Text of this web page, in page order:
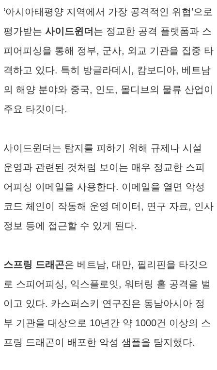
‘아시아태평양 지역에서 가장 공격적인 위협’으로
평가받는 사이드윈더 는 정교한 공격 플랫폼과 스
피어피싱을 통해 정부, 군사, 외교 기관을 집중 타
격하고 있다. 특히 방글라데시, 캄보디아, 베트남
의 해양 분야와 중국, 인도, 몰디브의 물류 산업이
주요 타깃이다.
사이드윈더는 탐지를 피하기 위해 규제나 시설
운영과 관련된 것처럼 보이는 매우 정교한 스피
어피싱 이메일을 사용한다. 이메일을 열면 악성
코드 체인이 작동해 운영 데이터, 연구 자료, 인사
정보 등에 접근할 수 있게 된다.
스프링 드래곤은 베트남, 대만, 필리핀을 타깃으
로 스피어피싱, 익스플로잇, 워터링 홀 공격을 벌
이고 있다. 카스퍼스키 연구진은 동남아시아 정
부 기관을 대상으로 10년간 약 1000건 이상의 스
프링 드래곤이 배포한 악성 샘플을 탐지했다.